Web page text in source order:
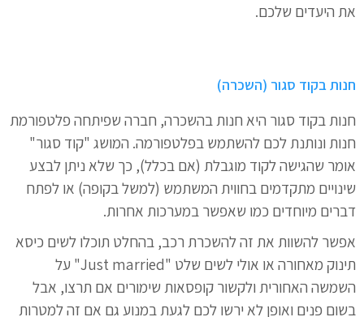
את היעדים שלכם.
חנות בקוד סגור (השכרה)
חנות בקוד סגור היא חנות בהשכרה, חברה שפיתחה פלטפורמת
חנות ונותנת לכם להשתמש בפלטפורמה. המושג "קוד סגור"
אומר שהגישה לקוד מוגבלת (אם בכלל), כך שלא ניתן לבצע
שינויים מתקדמים בחווית המשתמש (למשל בקופה) או לפתח
דברים מיוחדים כמו שאפשר במערכות אחרות.
אפשר להשוות את זה להשכרת רכב, בהחלט תוכלו לשים כיסא
תינוק מאחורה או אולי לשים שלט "Just married" על
השמשה האחורית ולקשור קופסאות שימורים אם תרצו, אבל
בשום פנים ואופן לא ירשו לכם לגעת במנוע גם אם זה למטרות